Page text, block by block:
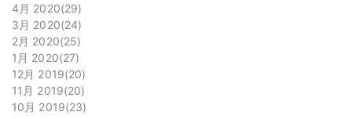
4月 2020 29
3月 2020 24
2月 2020 25
1月 2020 27
12月 2019 20
11月 2019 20
10月 2019 23